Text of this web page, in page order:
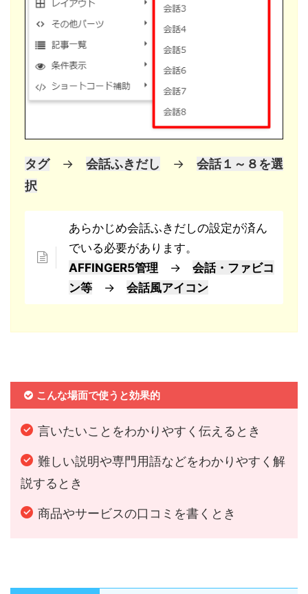
タグ→ 会話ふきだし → 会話１～８を選
択
あらかじめ会話ふきだしの設定が済ん
でいる必要があります。
AFFINGER5管理 →会話・ファビコ
ン等 →会話風アイコン
こんな場面で使うと効果的
言いたいことをわかりやすく伝えるとき
難しい説明や専門用語などをわかりやすく解
説するとき
商品やサービスの口コミを書くとき